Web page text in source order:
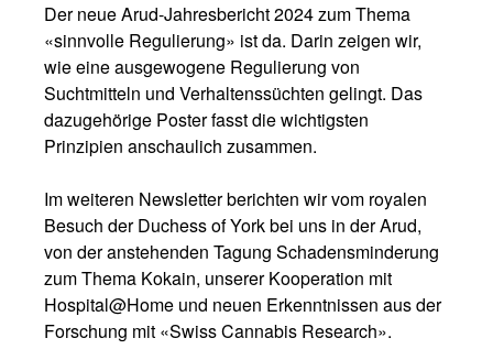
Der neue Arud-Jahresbericht 2024 zum Thema
«sinnvolle Regulierung» ist da. Darin zeigen wir,
wie eine ausgewogene Regulierung von
Suchtmitteln und Verhaltenssüchten gelingt. Das
dazugehörige Poster fasst die wichtigsten
Prinzipien anschaulich zusammen.
Im weiteren Newsletter berichten wir vom royalen
Besuch der Duchess of York bei uns in der Arud,
von der anstehenden Tagung Schadensminderung
zum Thema Kokain, unserer Kooperation mit
Hospital@Home und neuen Erkenntnissen aus der
Forschung mit «Swiss Cannabis Research».